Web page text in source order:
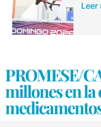
Leer
PROMESE/
millones en la